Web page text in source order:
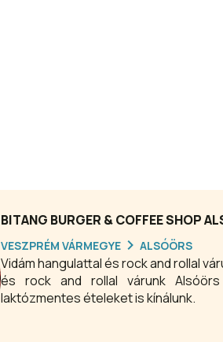
BITANG BURGER & COFFEE SHOP
VESZPRÉM VÁRMEGYE ALSÓÖRS
Vidám hangulattal és rock and rollal
és rock and rollal várunk
laktózmentes ételeket is kínálunk.